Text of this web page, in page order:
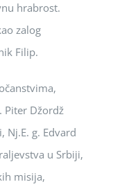
hrabrost.
zalog
Filip.
Piter Džordž
Nj.E. g. Edvard
u Srbiji,
misija,